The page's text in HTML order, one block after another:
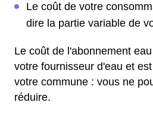
Le coût de votre
dire la partie variable de
Le coût de l'abonnement
votre fournisseur d'eau et
votre commune : vous ne
réduire.